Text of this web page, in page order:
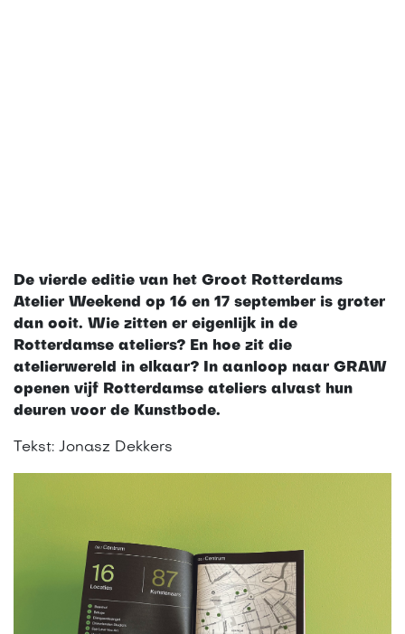
De vierde editie van het Groot Rotterdams
Atelier Weekend op 16 en 17 september is groter
dan ooit. Wie zitten er eigenlijk in de
Rotterdamse ateliers? En hoe zit die
atelierwereld in elkaar? In aanloop naar GRAW
openen vijf Rotterdamse ateliers alvast hun
deuren voor de Kunstbode.
Tekst: Jonasz Dekkers